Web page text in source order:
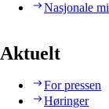
Nasjonale
Aktuelt
For pressen
Høringer